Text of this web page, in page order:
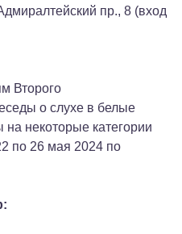
пр., 8 (вход
Второго
о слухе в белые
некоторые категории
по 26 мая 2024 по